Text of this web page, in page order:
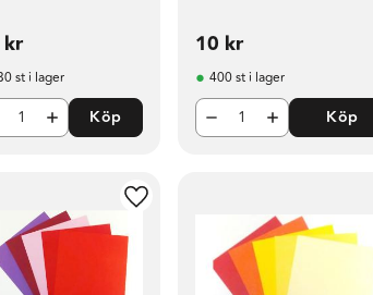
kr
st i lager
Köp
10 kr
400 st i lager
Köp
Lägg till i favoriter